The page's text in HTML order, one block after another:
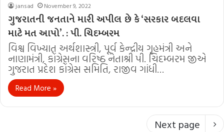
jansad November 9, 2022
ગુજરાતની જનતાને મારી અપીલ છે કે ‘સરકાર બદલવા
માટે મત આપો’. : પી. ચિદમ્બરમ
વિશ્વ વિખ્યાત અર્થશાસ્ત્રી, પૂર્વ કેન્દ્રીય ગૃહમંત્રી અને
નાણામંત્રી, કોંગ્રેસના વરિષ્ઠ નેતાશ્રી પી. ચિદમ્બરમ જીએ
ગુજરાત પ્રદેશ કોંગ્રેસ સમિતિ, રાજીવ ગાંધી…
Read More »
Next page